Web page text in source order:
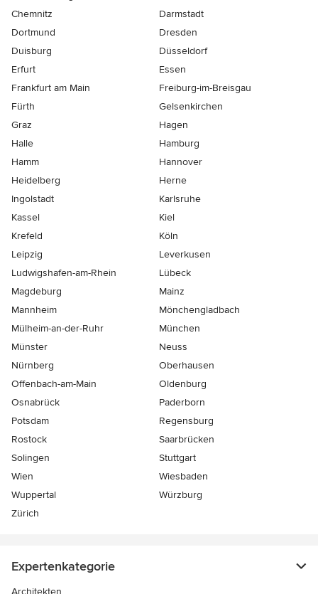
Chemnitz
Darmstadt
Dortmund
Dresden
Duisburg
Düsseldorf
Erfurt
Essen
Frankfurt am Main
Freiburg-im-Breisgau
Fürth
Gelsenkirchen
Graz
Hagen
Halle
Hamburg
Hamm
Hannover
Heidelberg
Herne
Ingolstadt
Karlsruhe
Kassel
Kiel
Krefeld
Köln
Leipzig
Leverkusen
Ludwigshafen-am-Rhein
Lübeck
Magdeburg
Mainz
Mannheim
Mönchen­gladbach
Mülheim-an-der-Ruhr
München
Münster
Neuss
Nürnberg
Oberhausen
Offenbach-am-Main
Oldenburg
Osnabrück
Paderborn
Potsdam
Regensburg
Rostock
Saarbrücken
Solingen
Stuttgart
Wien
Wiesbaden
Wuppertal
Würzburg
Zürich
Expertenkategorie